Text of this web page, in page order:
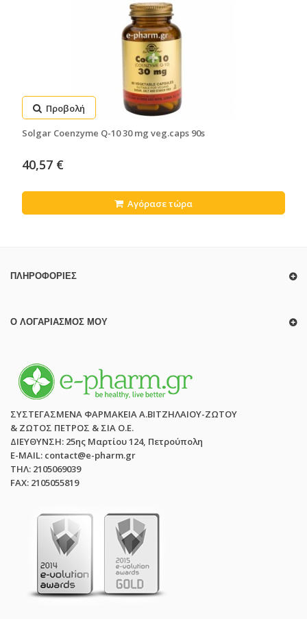
Προβολή
Solgar Coenzyme Q-10 30 mg veg.caps 90s
40,57 €
Αγόρασε τώρα
ΠΛΗΡΟΦΟΡΊΕΣ
Ο ΛΟΓΑΡΙΑΣΜΌΣ ΜΟΥ
ΣΥΣΤΕΓΑΣΜΕΝΑ ΦΑΡΜΑΚΕΙΑ Α.ΒΙΤΖΗΛΑΙΟΥ-ΖΩΤΟΥ
& ΖΩΤΟΣ ΠΕΤΡΟΣ & ΣΙΑ Ο.Ε.
ΔΙΕΥΘΥΝΣΗ: 25ης Μαρτίου 124, Πετρούπολη
E-MAIL: contact@e-pharm.gr
ΤΗΛ: 2105069039
FAX: 2105055819